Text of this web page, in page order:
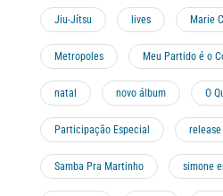
Jiu-Jítsu lives Marie
Metropoles Meu Partido é o
natal novo álbum O
Participação Especial release
Samba Pra Martinho simone